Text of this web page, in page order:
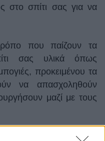
στο σπίτι σας για να
που παίζουν τα
σας υλικά όπως
προκειμένου τα
να απασχοληθούν
μαζί με τους
δείτε μαζί τους μια